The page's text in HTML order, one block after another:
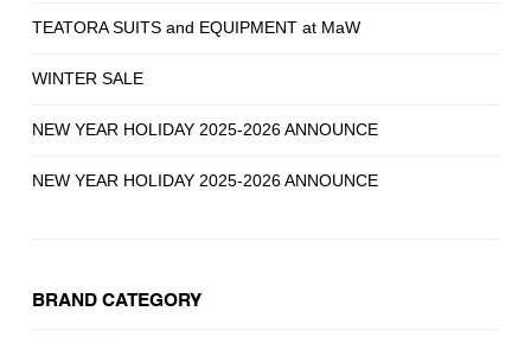
TEATORA SUITS and EQUIPMENT at MaW
WINTER SALE
NEW YEAR HOLIDAY 2025-2026 ANNOUNCE
NEW YEAR HOLIDAY 2025-2026 ANNOUNCE
BRAND CATEGORY